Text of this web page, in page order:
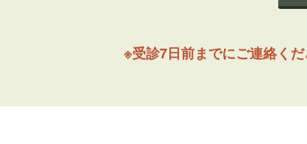
※受診7日前までにご連絡く